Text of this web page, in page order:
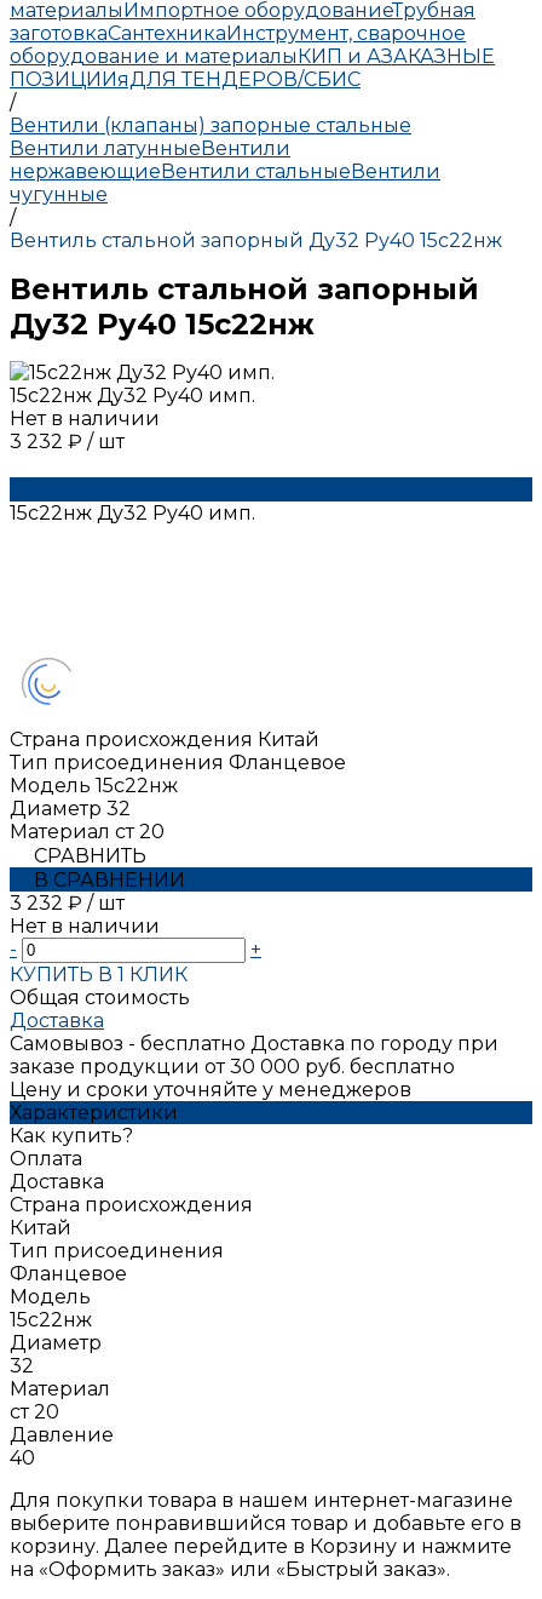
материалыИмпортное оборудованиеТрубная
заготовкаСантехникаИнструмент, сварочное
оборудование и материалыКИП и АЗАКАЗНЫЕ
ПОЗИЦИИяДЛЯ ТЕНДЕРОВ/СБИС
/
Вентили (клапаны) запорные стальные
Вентили латунныеВентили
нержавеющиеВентили стальныеВентили
чугунные
/
Вентиль стальной запорный Ду32 Ру40 15с22нж
Вентиль стальной запорный
Ду32 Ру40 15с22нж
15с22нж Ду32 Ру40 имп.
Нет в наличии
3 232 ₽ / шт
15с22нж Ду32 Ру40 имп.
Страна происхождения Китай
Тип присоединения Фланцевое
Модель 15с22нж
Диаметр 32
Материал ст 20
СРАВНИТЬ
В СРАВНЕНИИ
3 232 ₽ / шт
Нет в наличии
-
+
КУПИТЬ В 1 КЛИК
Общая стоимость
Доставка
Самовывоз - бесплатно Доставка по городу при
заказе продукции от 30 000 руб. бесплатно
Цену и сроки уточняйте у менеджеров
Характеристики
Как купить?
Оплата
Доставка
Страна происхождения
Китай
Тип присоединения
Фланцевое
Модель
15с22нж
Диаметр
32
Материал
ст 20
Давление
40
Для покупки товара в нашем интернет-магазине
выберите понравившийся товар и добавьте его в
корзину. Далее перейдите в Корзину и нажмите
на «Оформить заказ» или «Быстрый заказ».